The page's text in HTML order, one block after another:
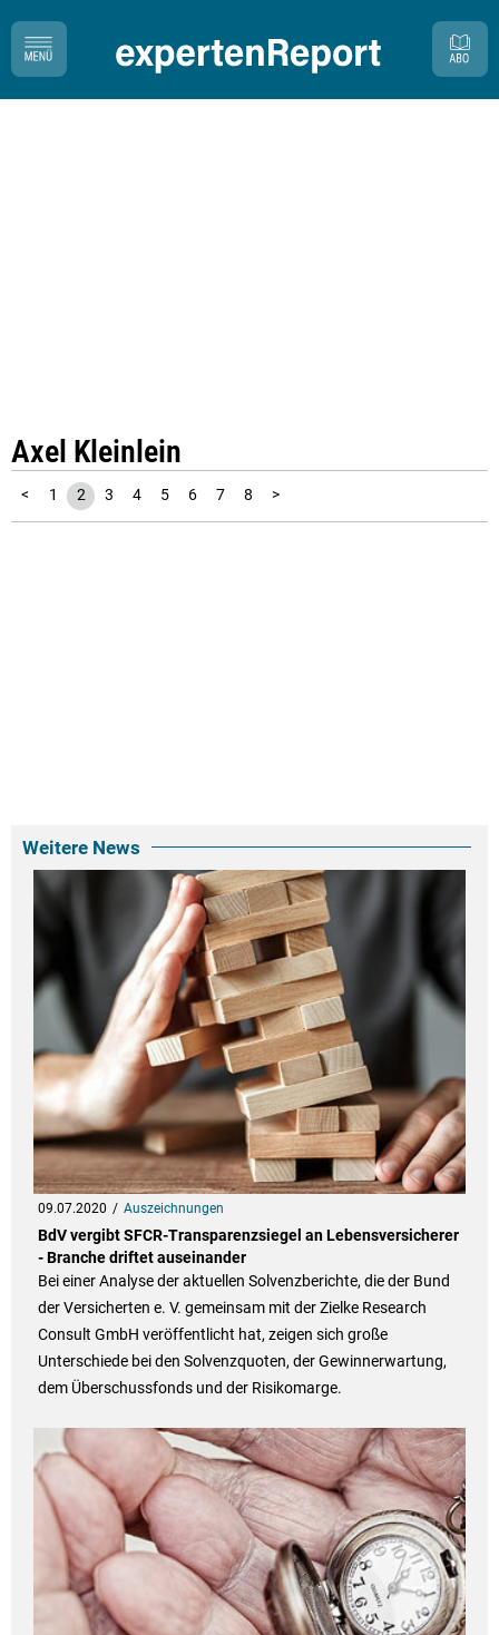
Axel Kleinlein
< 1 2 3 4 5 6 7 8 >
Weitere News
09.07.2020 Auszeichnungen
BdV vergibt SFCR-Transparenzsiegel an Lebensversicherer
- Branche driftet auseinander
Bei einer Analyse der aktuellen Solvenzberichte, die der Bund
der Versicherten e. V. gemeinsam mit der Zielke Research
Consult GmbH veröffentlicht hat, zeigen sich große
Unterschiede bei den Solvenzquoten, der Gewinnerwartung,
dem Überschussfonds und der Risikomarge.